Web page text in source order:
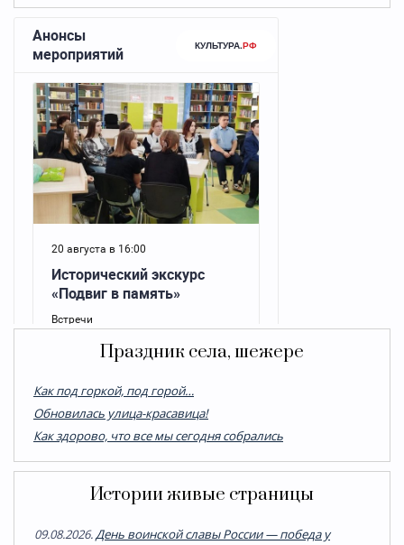
Праздник села, шежере
Как под горкой, под горой…
Обновилась улица-красавица!
Как здорово, что все мы сегодня собрались
Истории живые страницы
09.08.2026.День воинской славы России — победа у